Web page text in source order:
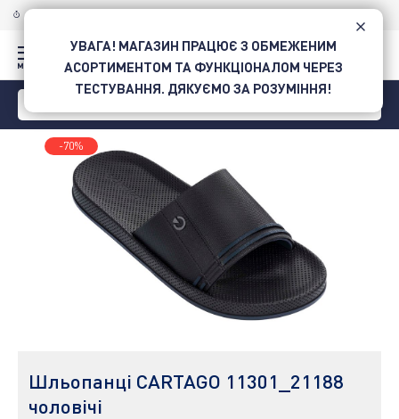
ДОСТАВКА ПО УКРАЇНІ
-70%
Шльопанці CARTAGO 11301_21188
чоловічі
УВАГА! МАГАЗИН ПРАЦЮЄ З ОБМЕЖЕНИМ
АСОРТИМЕНТОМ ТА ФУНКЦІОНАЛОМ ЧЕРЕЗ
ТЕСТУВАННЯ. ДЯКУЄМО ЗА РОЗУМІННЯ!